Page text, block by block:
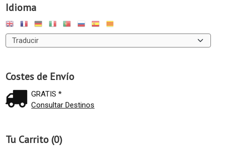
Idioma
Costes de Envío
GRATIS *
Consultar Destinos
Tu Carrito (0)